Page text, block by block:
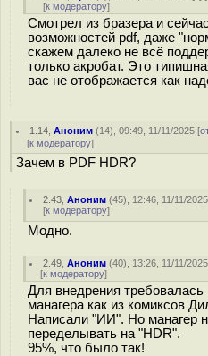
[к модератору]
Смотрел из бразера и
возможностей pdf, даже
скажем далеко не всё
только акробат. Это
вас не отображается как
1.14 ,Аноним (14), 09:49, 11/11/2025 [
[к модератору]
Зачем в PDF HDR?
2.43 ,Аноним (45), 12:46, 11/11/
[к модератору]
Модно.
2.49 ,Аноним (40), 13:26, 11/11/
[к модератору]
Для внедрения
манагера как из комиксов
Написали "ИИ". Но манагер
переделывать на "HDR".
95%, что было так!